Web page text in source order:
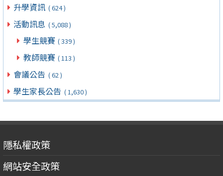
升學資訊 ( 624 )
活動訊息 ( 5,088 )
學生競賽 ( 339 )
教師競賽 ( 113 )
會議公告 ( 62 )
學生家長公告 ( 1,630 )
隱私權政策
網站安全政策